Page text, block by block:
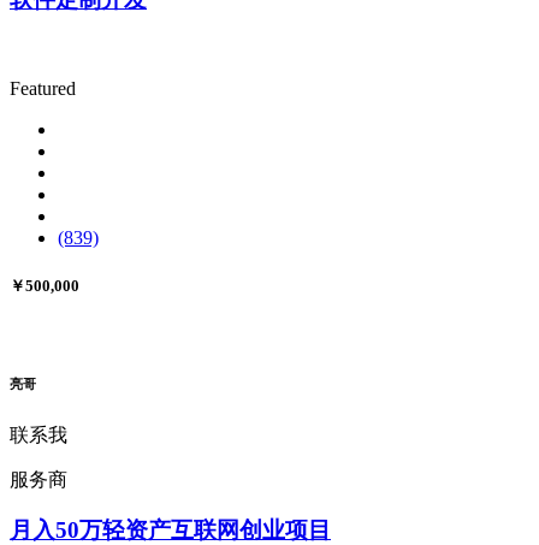
Featured
(839)
￥500,000
亮哥
联系我
服务商
月入50万轻资产互联网创业项目